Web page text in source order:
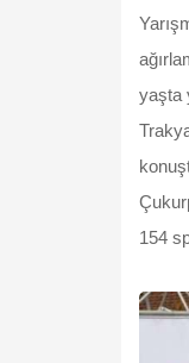
yaşta
154